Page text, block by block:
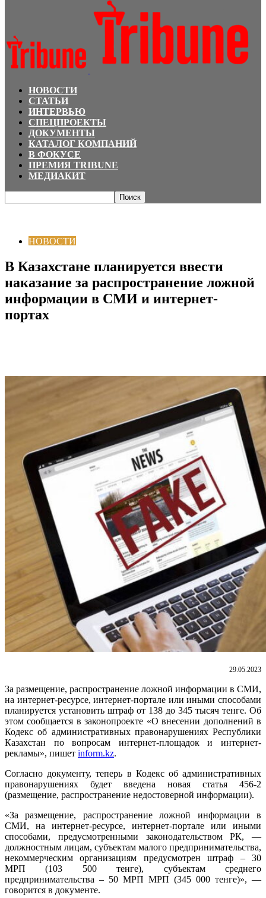
НОВОСТИ
СТАТЬИ
ИНТЕРВЬЮ
СПЕЦПРОЕКТЫ
ДОКУМЕНТЫ
КАТАЛОГ КОМПАНИЙ
В ФОКУСЕ
ПРЕМИЯ TRIBUNE
МЕДИАКИТ
НОВОСТИ
В Казахстане планируется ввести
наказание за распространение ложной
информации в СМИ и интернет-
портах
29.05.2023
За размещение, распространение ложной информации в СМИ,
на интернет-ресурсе, интернет-портале или иными способами
планируется установить штраф от 138 до 345 тысяч тенге. Об
этом сообщается в законопроекте «О внесении дополнений в
Кодекс об административных правонарушениях Республики
Казахстан по вопросам интернет-площадок и интернет-
рекламы», пишет inform.kz.
Согласно документу, теперь в Кодекс об административных
правонарушениях будет введена новая статья 456-2
(размещение, распространение недостоверной информации).
«За размещение, распространение ложной информации в
СМИ, на интернет-ресурсе, интернет-портале или иными
способами, предусмотренными законодательством РК, —
должностным лицам, субъектам малого предпринимательства,
некоммерческим организациям предусмотрен штраф – 30
МРП (103 500 тенге), субъектам среднего
предпринимательства – 50 МРП МРП (345 000 тенге)», —
говорится в документе.